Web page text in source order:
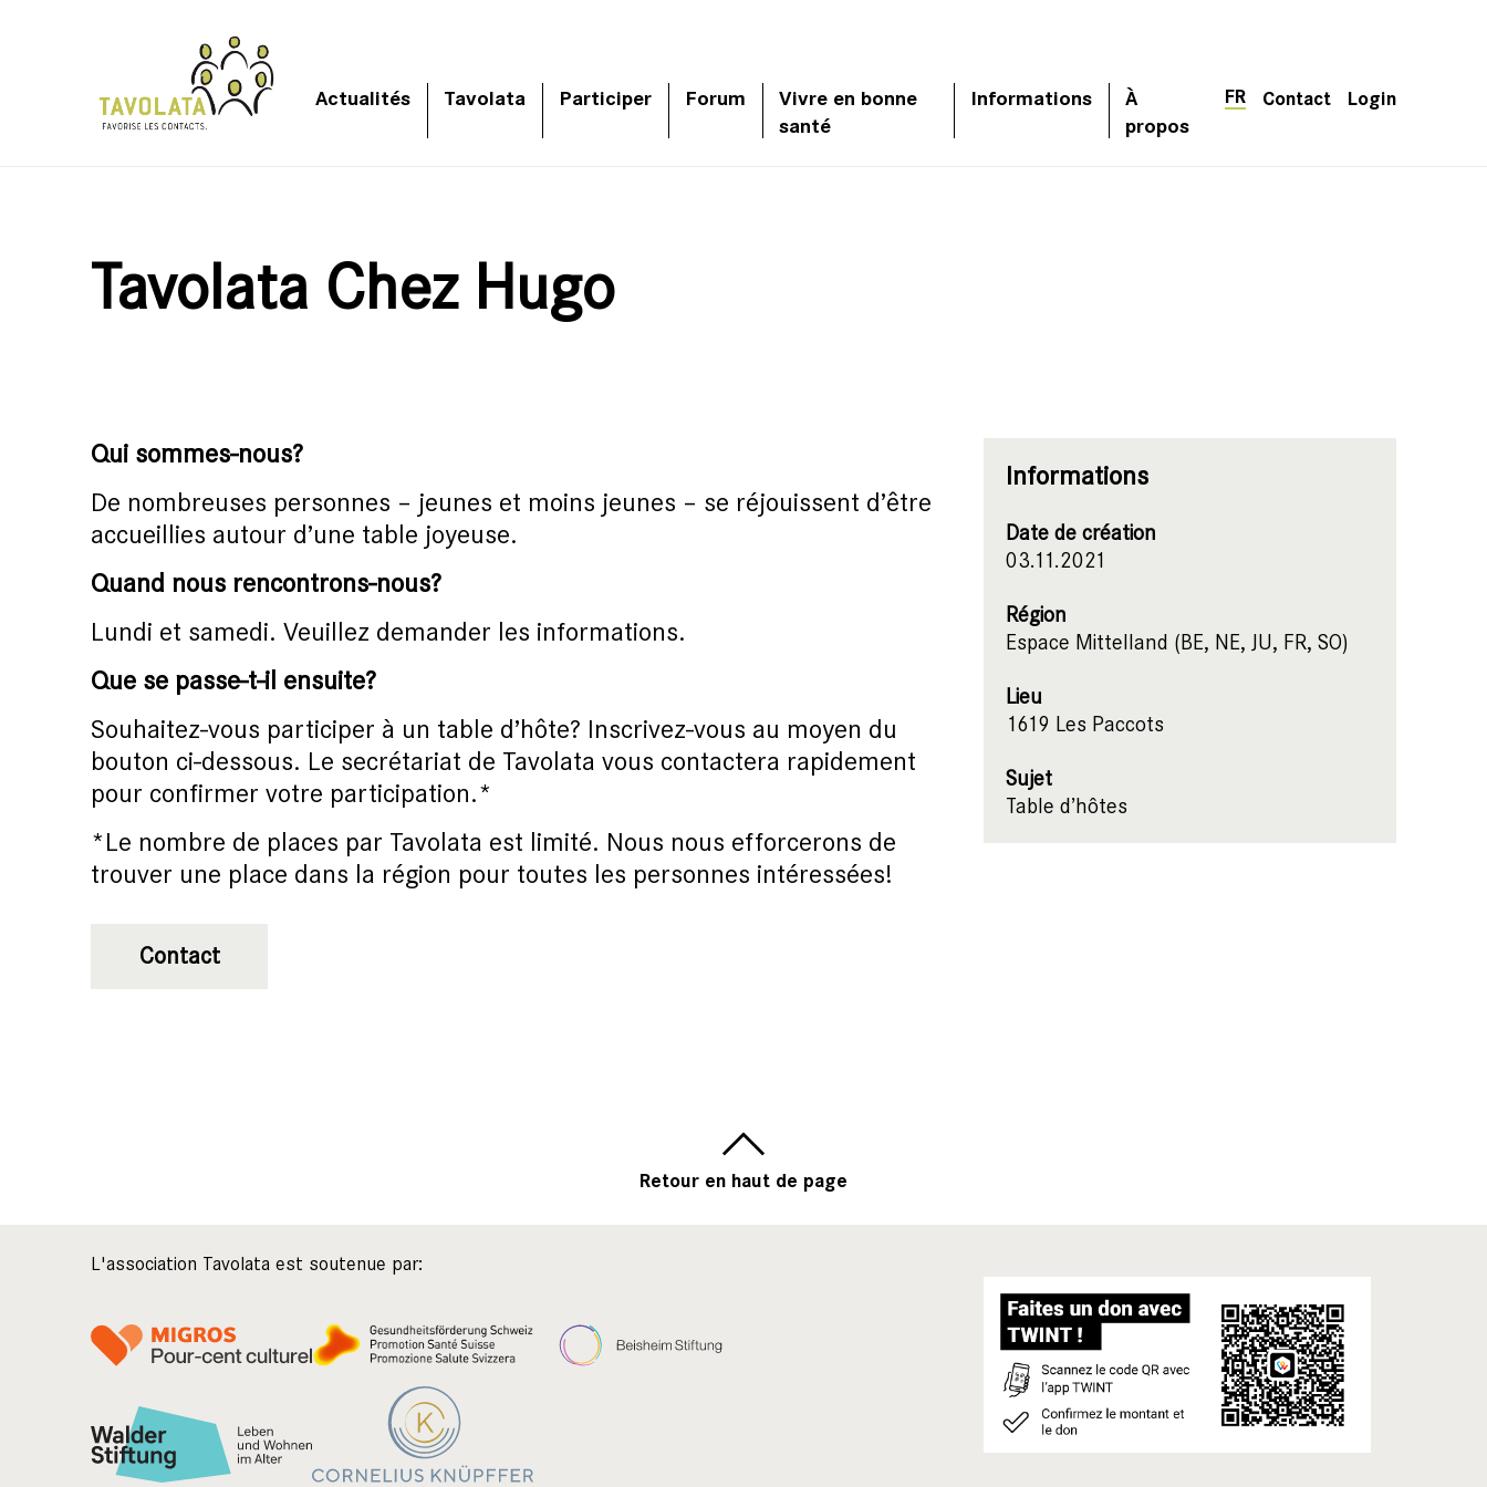
Actualités Tavolata Participer Forum
Vivre en bonne
santé
Informations
À
propos
FR Contact Login
Tavolata Chez Hugo
Qui sommes-nous?
De nombreuses personnes – jeunes et moins jeunes – se réjouissent d’être
accueillies autour d’une table joyeuse.
Quand nous rencontrons-nous?
Lundi et samedi. Veuillez demander les informations.
Que se passe-t-il ensuite?
Souhaitez-vous participer à un table d’hôte? Inscrivez-vous au moyen du
bouton ci-dessous. Le secrétariat de Tavolata vous contactera rapidement
pour confirmer votre participation.*
*Le nombre de places par Tavolata est limité. Nous nous efforcerons de
trouver une place dans la région pour toutes les personnes intéressées!
Contact
Informations
Date de création
03.11.2021
Région
Espace Mittelland (BE, NE, JU, FR, SO)
Lieu
1619 Les Paccots
Sujet
Table d’hôtes
Retour en haut de page
L'association Tavolata est soutenue par: